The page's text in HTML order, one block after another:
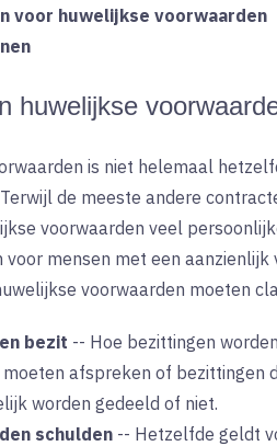
voor huwelijkse voorwaarden
huwelijkse
is niet helemaal
de meeste andere
voorwaarden veel
voor mensen met een
voorwaarden moeten
bezit -- Hoe bezittingen
afspreken of bezittingen
worden gedeeld of niet.
schulden-- Hetzelfde geldt